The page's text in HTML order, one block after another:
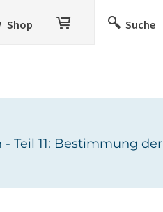
Shop Suche
Teil 11: Bestimmung der